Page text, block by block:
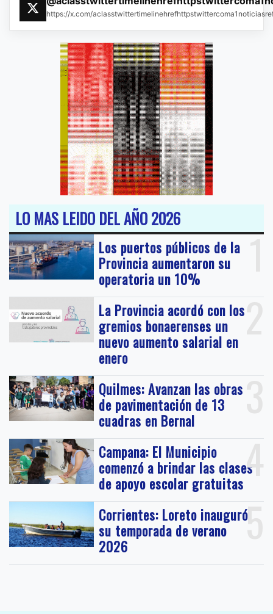
https://x.com/
LO MAS LEIDO DEL AÑO 2026
1
Los puertos públicos de la
Provincia aumentaron su
operatoria un 10%
2
La Provincia acordó con los
gremios bonaerenses un
nuevo aumento salarial en
enero
3
Quilmes: Avanzan las obras
de pavimentación de 13
cuadras en Bernal
4
Campana: El Municipio
comenzó a brindar las clases
de apoyo escolar gratuitas
5
Corrientes: Loreto inauguró
su temporada de verano
2026